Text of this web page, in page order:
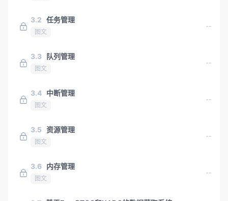
3.2 任务管理
图文
--
3.3 队列管理
图文
--
3.4 中断管理
图文
--
3.5 资源管理
图文
--
3.6 内存管理
图文
--